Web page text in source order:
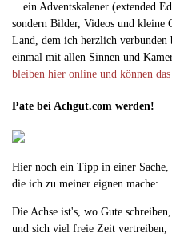
…ein Adventskalener (extended
sondern Bilder, Videos und kleine
Land, dem ich herzlich
einmal mit allen Sinnen und
bleiben hier online und können
Pate bei Achgut.com werden!
Hier noch ein Tipp in einer Sache,
die ich zu meiner eignen mache:
Die Achse ist's, wo Gute schreiben,
und sich viel freie Zeit vertreiben,